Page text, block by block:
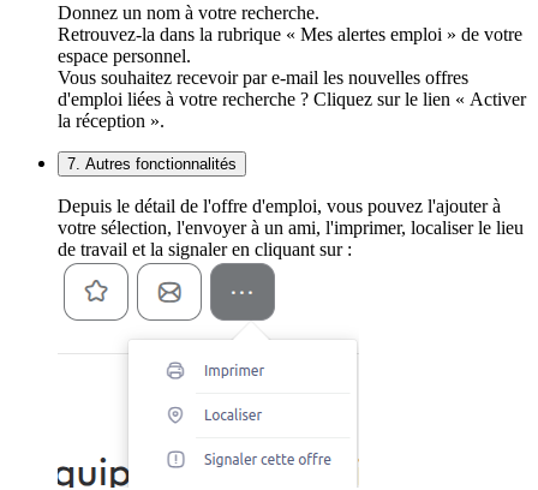
Donnez un nom à votre recherche.
Retrouvez-la dans la rubrique « Mes alertes emploi » de votre
espace personnel.
Vous souhaitez recevoir par e-mail les nouvelles offres
d'emploi liées à votre recherche ? Cliquez sur le lien « Activer
la réception ».
7. Autres fonctionnalités
Depuis le détail de l'offre d'emploi, vous pouvez l'ajouter à
votre sélection, l'envoyer à un ami, l'imprimer, localiser le lieu
de travail et la signaler en cliquant sur :